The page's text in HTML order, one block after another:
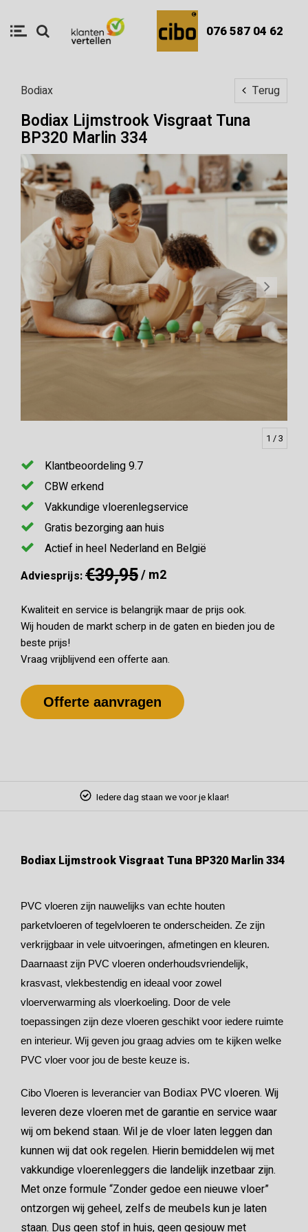
076 587 04 62
Bodiax Terug
Bodiax Lijmstrook Visgraat Tuna
BP320 Marlin 334
1 / 3
Klantbeoordeling 9.7
CBW erkend
Vakkundige vloerenlegservice
Gratis bezorging aan huis
Actief in heel Nederland en België
Adviesprijs:€39,95/ m2
Kwaliteit en service is belangrijk maar de prijs ook.
Wij houden de markt scherp in de gaten en bieden jou de
beste prijs!
Vraag vrijblijvend een offerte aan.
Offerte aanvragen
Iedere dag staan we voor je klaar!
Bodiax Lijmstrook Visgraat Tuna BP320 Marlin 334
PVC vloeren zijn nauwelijks van echte houten
parketvloeren of tegelvloeren te onderscheiden. Ze zijn
verkrijgbaar in vele uitvoeringen, afmetingen en kleuren.
Daarnaast zijn PVC vloeren onderhoudsvriendelijk,
krasvast, vlekbestendig en ideaal voor zowel
vloerverwarming als vloerkoeling. Door de vele
toepassingen zijn deze vloeren geschikt voor iedere ruimte
en interieur. Wij geven jou graag advies om te kijken welke
PVC vloer voor jou de beste keuze is.
Cibo Vloeren is leverancier van Bodiax PVC vloeren. Wij
leveren deze vloeren met de garantie en service waar
wij om bekend staan. Wil je de vloer laten leggen dan
kunnen wij dat ook regelen. Hierin bemiddelen wij met
vakkundige vloerenleggers die landelijk inzetbaar zijn.
Met onze formule “Zonder gedoe een nieuwe vloer”
ontzorgen wij geheel, zelfs de meubels kun je laten
staan. Dus geen stof in huis, geen gesjouw met